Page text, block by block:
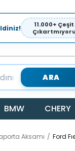
11.000+
ARA
BMW CHERY
Aksamı Ford